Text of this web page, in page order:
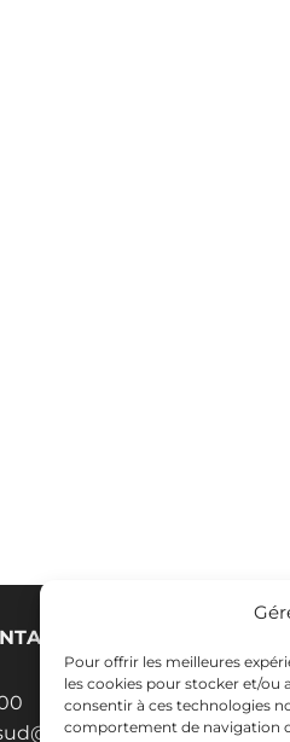
Pour offrir les meilleures
les cookies pour stocker et/ou
consentir à ces technologies
comportement de navigation